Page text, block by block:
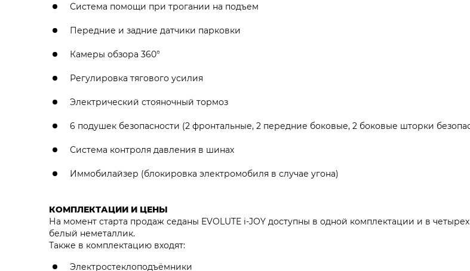
Система помощи при трогании на подъем
Передние и задние датчики парковки
Камеры обзора 360°
Регулировка тягового усилия
Электрический стояночный тормоз
6 подушек безопасности (2 фронтальные, 2 передние боковые, 2 боковые шторки
Система контроля давления в шинах
Иммобилайзер (блокировка электромобиля в случае угона)
КОМПЛЕКТАЦИИ И ЦЕНЫ
На момент старта продаж седаны EVOLUTE i‑JOY доступны в одной комплектации и в
белый неметаллик.
Также в комплектацию входят:
Электростеклоподъёмники